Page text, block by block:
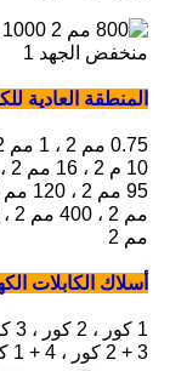
المنطقة العادية
مم 2
أسلاك الكابلات
1 كور ، 2 كور ، 3 كور ،
3 + 2 كور ، 4 + 1 كور